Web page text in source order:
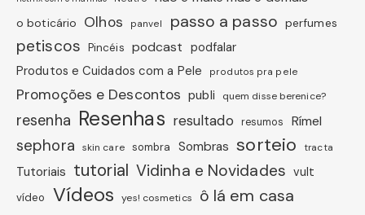
o boticário Olhos panvel passo a passo perfumes
petiscos Pincéis podcast podfalar
Produtos e Cuidados com a Pele
produtos pra pele
Promoções e Descontos publi quem disse berenice?
resenha Resenhas resultado resumos Rímel
sephora skin care sombra Sombras sorteio tracta
Tutoriais tutorial Vidinha e Novidades vult
vídeo Vídeos yes! cosmetics ô lá em casa